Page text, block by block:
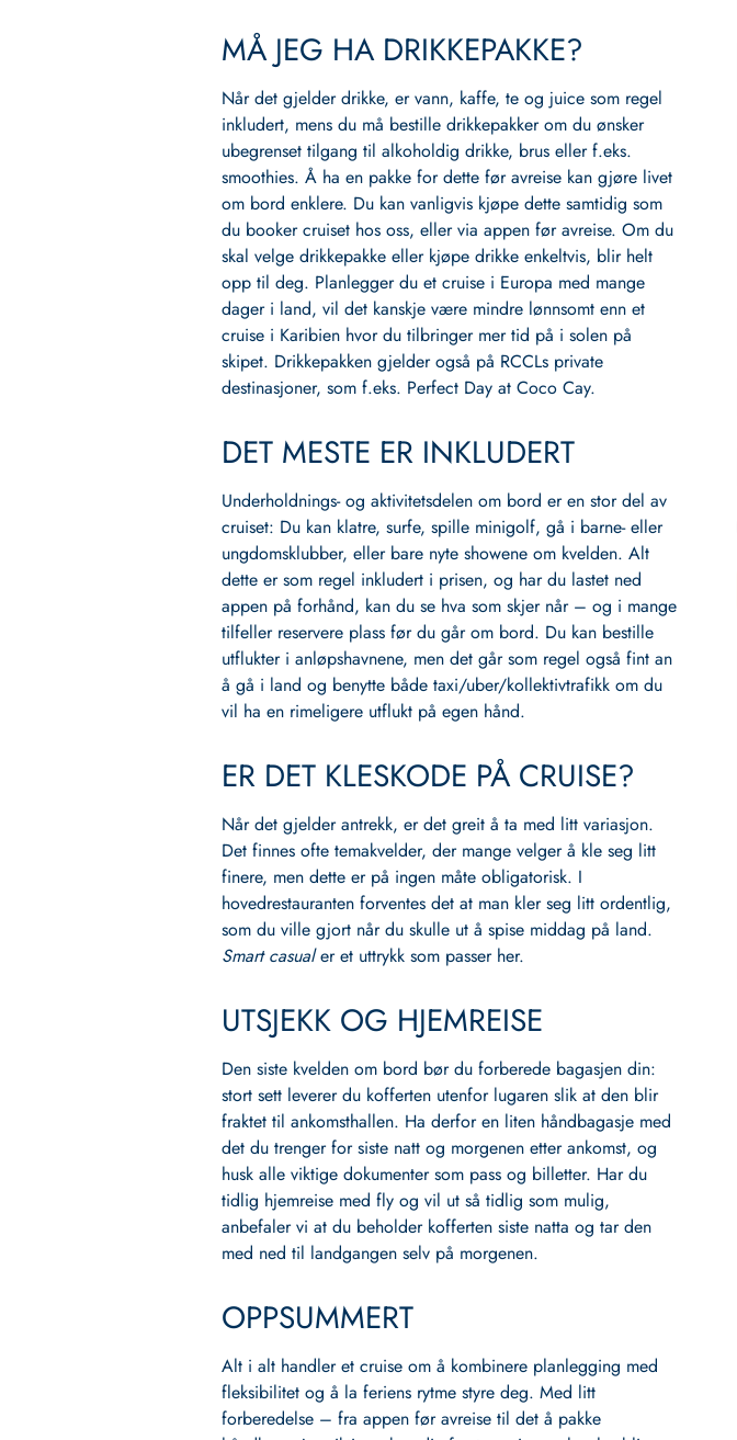
MÅ JEG HA DRIKKEPAKKE?
Når det gjelder drikke, er vann, kaffe, te og juice som regel
inkludert, mens du må bestille drikkepakker om du ønsker
ubegrenset tilgang til alkoholdig drikke, brus eller f.eks.
smoothies. Å ha en pakke for dette før avreise kan gjøre livet
om bord enklere. Du kan vanligvis kjøpe dette samtidig som
du booker cruiset hos oss, eller via appen før avreise. Om du
skal velge drikkepakke eller kjøpe drikke enkeltvis, blir helt
opp til deg. Planlegger du et cruise i Europa med mange
dager i land, vil det kanskje være mindre lønnsomt enn et
cruise i Karibien hvor du tilbringer mer tid på i solen på
skipet. Drikkepakken gjelder også på RCCLs private
destinasjoner, som f.eks. Perfect Day at Coco Cay.
DET MESTE ER INKLUDERT
Underholdnings‑ og aktivitetsdelen om bord er en stor del av
cruiset: Du kan klatre, surfe, spille minigolf, gå i barne‑ eller
ungdomsklubber, eller bare nyte showene om kvelden. Alt
dette er som regel inkludert i prisen, og har du lastet ned
appen på forhånd, kan du se hva som skjer når – og i mange
tilfeller reservere plass før du går om bord. Du kan bestille
utflukter i anløpshavnene, men det går som regel også fint an
å gå i land og benytte både taxi/uber/kollektivtrafikk om du
vil ha en rimeligere utflukt på egen hånd.
ER DET KLESKODE PÅ CRUISE?
Når det gjelder antrekk, er det greit å ta med litt variasjon.
Det finnes ofte temakvelder, der mange velger å kle seg litt
finere, men dette er på ingen måte obligatorisk. I
hovedrestauranten forventes det at man kler seg litt ordentlig,
som du ville gjort når du skulle ut å spise middag på land.
Smart casualer et uttrykk som passer her.
UTSJEKK OG HJEMREISE
Den siste kvelden om bord bør du forberede bagasjen din:
stort sett leverer du kofferten utenfor lugaren slik at den blir
fraktet til ankomsthallen. Ha derfor en liten håndbagasje med
det du trenger for siste natt og morgenen etter ankomst, og
husk alle viktige dokumenter som pass og billetter. Har du
tidlig hjemreise med fly og vil ut så tidlig som mulig,
anbefaler vi at du beholder kofferten siste natta og tar den
med ned til landgangen selv på morgenen.
OPPSUMMERT
Alt i alt handler et cruise om å kombinere planlegging med
fleksibilitet og å la feriens rytme styre deg. Med litt
forberedelse – fra appen før avreise til det å pakke